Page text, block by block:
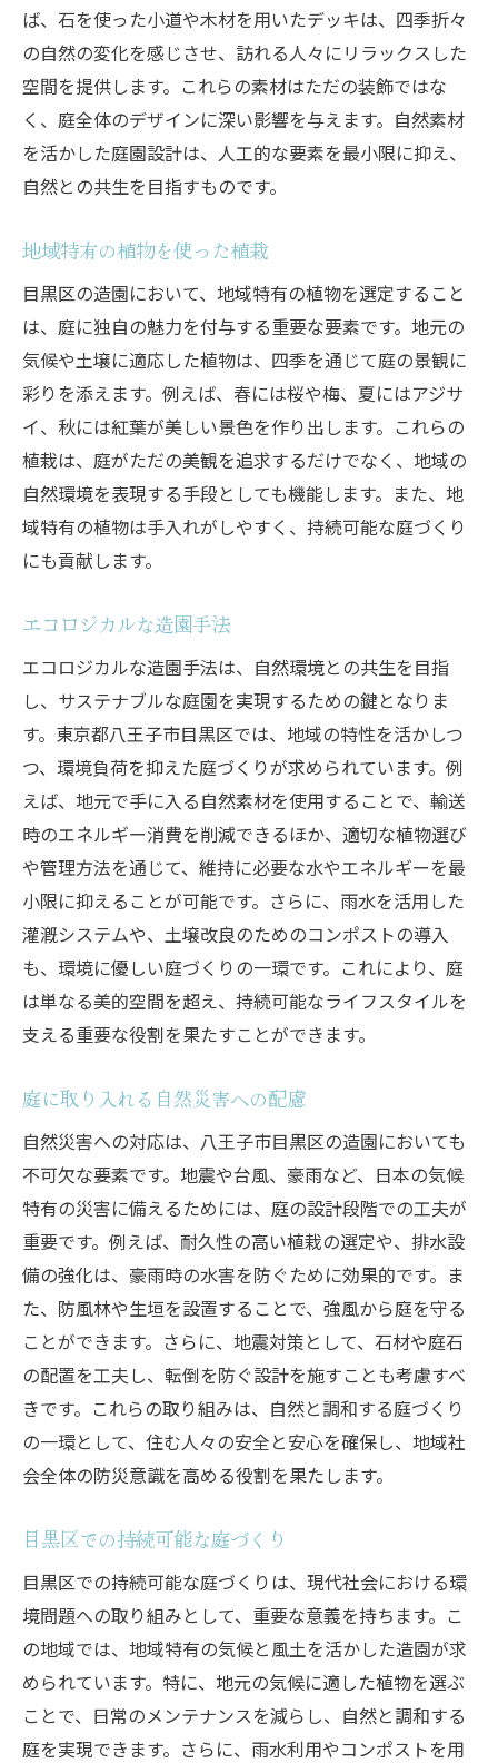
ば、石を使った小道や木材を用いたデッキは、四季折々
の自然の変化を感じさせ、訪れる人々にリラックスした
空間を提供します。これらの素材はただの装飾ではな
く、庭全体のデザインに深い影響を与えます。自然素材
を活かした庭園設計は、人工的な要素を最小限に抑え、
自然との共生を目指すものです。
地域特有の植物を使った植栽
目黒区の造園において、地域特有の植物を選定すること
は、庭に独自の魅力を付与する重要な要素です。地元の
気候や土壌に適応した植物は、四季を通じて庭の景観に
彩りを添えます。例えば、春には桜や梅、夏にはアジサ
イ、秋には紅葉が美しい景色を作り出します。これらの
植栽は、庭がただの美観を追求するだけでなく、地域の
自然環境を表現する手段としても機能します。また、地
域特有の植物は手入れがしやすく、持続可能な庭づくり
にも貢献します。
エコロジカルな造園手法
エコロジカルな造園手法は、自然環境との共生を目指
し、サステナブルな庭園を実現するための鍵となりま
す。東京都八王子市目黒区では、地域の特性を活かしつ
つ、環境負荷を抑えた庭づくりが求められています。例
えば、地元で手に入る自然素材を使用することで、輸送
時のエネルギー消費を削減できるほか、適切な植物選び
や管理方法を通じて、維持に必要な水やエネルギーを最
小限に抑えることが可能です。さらに、雨水を活用した
灌漑システムや、土壌改良のためのコンポストの導入
も、環境に優しい庭づくりの一環です。これにより、庭
は単なる美的空間を超え、持続可能なライフスタイルを
支える重要な役割を果たすことができます。
庭に取り入れる自然災害への配慮
自然災害への対応は、八王子市目黒区の造園においても
不可欠な要素です。地震や台風、豪雨など、日本の気候
特有の災害に備えるためには、庭の設計段階での工夫が
重要です。例えば、耐久性の高い植栽の選定や、排水設
備の強化は、豪雨時の水害を防ぐために効果的です。ま
た、防風林や生垣を設置することで、強風から庭を守る
ことができます。さらに、地震対策として、石材や庭石
の配置を工夫し、転倒を防ぐ設計を施すことも考慮すべ
きです。これらの取り組みは、自然と調和する庭づくり
の一環として、住む人々の安全と安心を確保し、地域社
会全体の防災意識を高める役割を果たします。
目黒区での持続可能な庭づくり
目黒区での持続可能な庭づくりは、現代社会における環
境問題への取り組みとして、重要な意義を持ちます。こ
の地域では、地域特有の気候と風土を活かした造園が求
められています。特に、地元の気候に適した植物を選ぶ
ことで、日常のメンテナンスを減らし、自然と調和する
庭を実現できます。さらに、雨水利用やコンポストを用